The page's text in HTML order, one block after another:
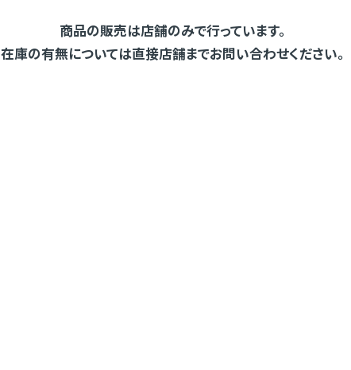
商品の販売は店舗のみで行っています。
在庫の有無については直接店舗までお問い合わせください。